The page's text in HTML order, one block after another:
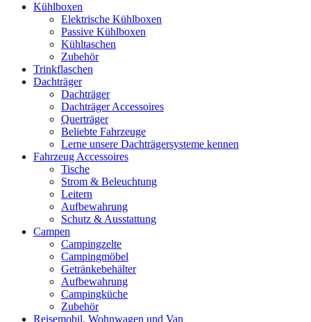
Kühlboxen
Elektrische Kühlboxen
Passive Kühlboxen
Kühltaschen
Zubehör
Trinkflaschen
Dachträger
Dachträger
Dachträger Accessoires
Querträger
Beliebte Fahrzeuge
Lerne unsere Dachträgersysteme kennen
Fahrzeug Accessoires
Tische
Strom & Beleuchtung
Leitern
Aufbewahrung
Schutz & Ausstattung
Campen
Campingzelte
Campingmöbel
Getränkebehälter
Aufbewahrung
Campingküche
Zubehör
Reisemobil, Wohnwagen und Van